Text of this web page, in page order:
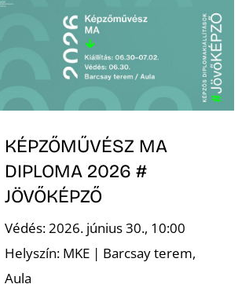
KÉPZŐMŰVÉSZ MA
DIPLOMA 2026 #
JÖVŐKÉPZŐ
Védés: 2026. június 30., 10:00
Helyszín: MKE | Barcsay terem,
Aula